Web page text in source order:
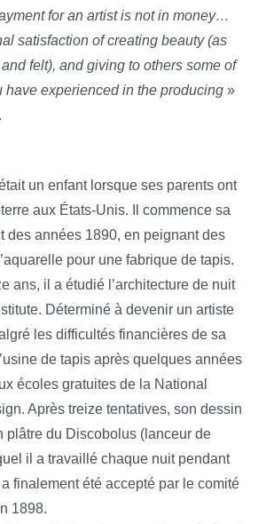
for an artist is not in money…
satisfaction of creating beauty (as
felt), and giving to others some of
have experienced in the producing»
un enfant lorsque ses parents ont
aux États-Unis. Il commence sa
des années 1890, en peignant des
pour une fabrique de tapis.
ans, il a étudié l’architecture de nuit
Déterminé à devenir un artiste
les difficultés financières de sa
de tapis après quelques années
écoles gratuites de la National
Après treize tentatives, son dessin
plâtre du Discobolus (lanceur de
il a travaillé chaque nuit pendant
finalement été accepté par le comité
1898.